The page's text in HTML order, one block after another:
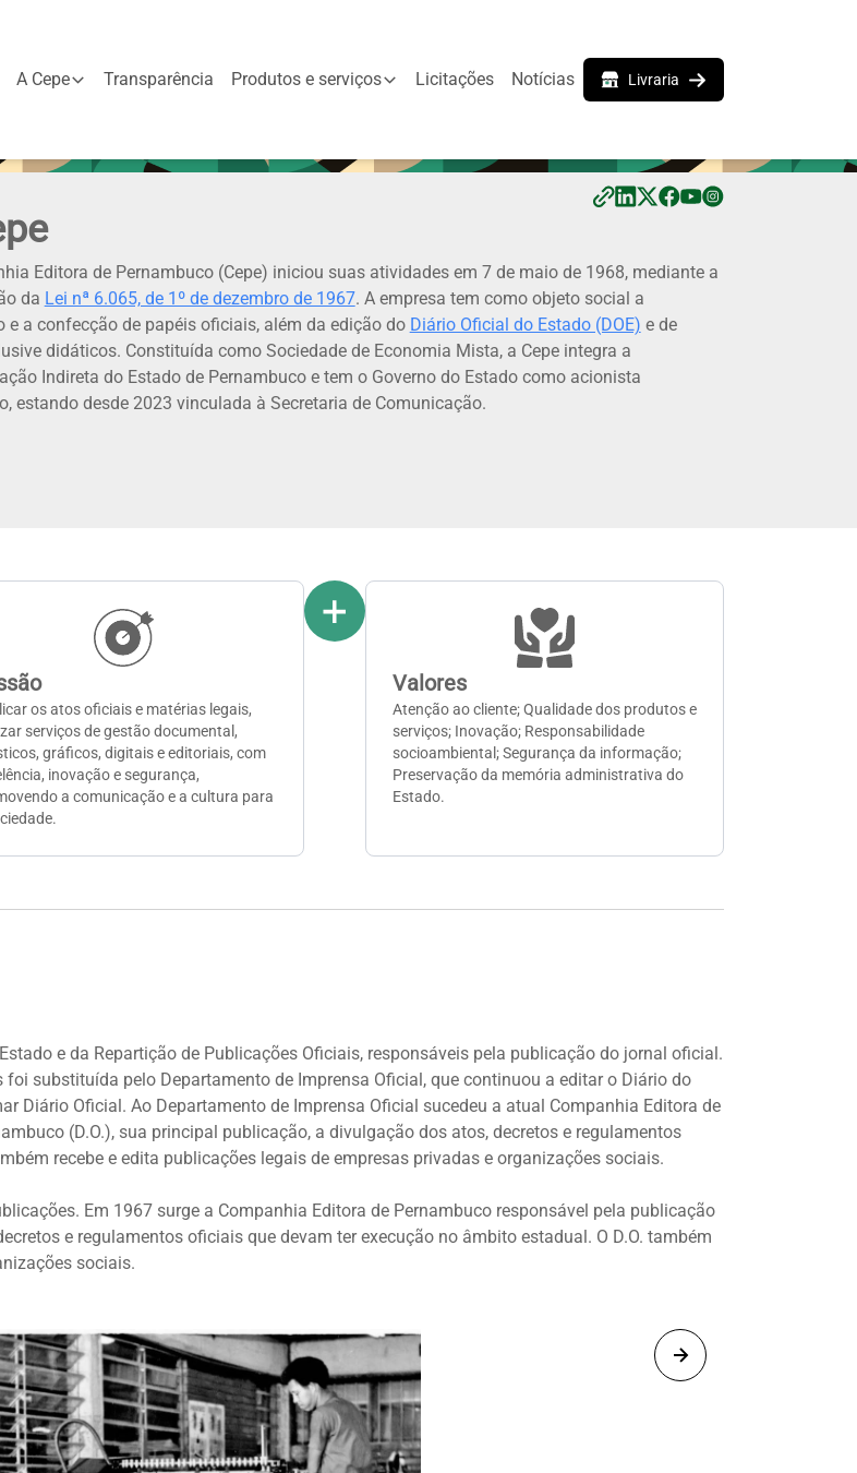
A Cepe Transparência Produtos e serviços Licitações Notícias Livraria
Editora de Pernambuco (Cepe) iniciou suas atividades em 7 de maio de 1968, mediante a
da Lei nª 6.065, de 1º de dezembro de 1967. A empresa tem como objeto social a
e a confecção de papéis oficiais, além da edição do Diário Oficial do Estado (DOE) e de
didáticos. Constituída como Sociedade de Economia Mista, a Cepe integra a
Indireta do Estado de Pernambuco e tem o Governo do Estado como acionista
estando desde 2023 vinculada à Secretaria de Comunicação.
os atos oficiais e matérias legais,
serviços de gestão documental,
gráficos, digitais e editoriais, com
inovação e segurança,
a comunicação e a cultura para
Valores
Atenção ao cliente; Qualidade dos produtos e
serviços; Inovação; Responsabilidade
socioambiental; Segurança da informação;
Preservação da memória administrativa do
Estado.
e da Repartição de Publicações Oficiais, responsáveis pela publicação do jornal oficial.
substituída pelo Departamento de Imprensa Oficial, que continuou a editar o Diário do
Diário Oficial. Ao Departamento de Imprensa Oficial sucedeu a atual Companhia Editora de
(D.O.), sua principal publicação, a divulgação dos atos, decretos e regulamentos
recebe e edita publicações legais de empresas privadas e organizações sociais.
Em 1967 surge a Companhia Editora de Pernambuco responsável pela publicação
e regulamentos oficiais que devam ter execução no âmbito estadual. O D.O. também
sociais.